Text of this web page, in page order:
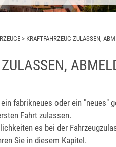
> KRAFTFAHRZEUG ZULASSEN,
fabrikneues oder ein "neues"
Fahrt zulassen.
es bei der
Sie in diesem Kapitel.